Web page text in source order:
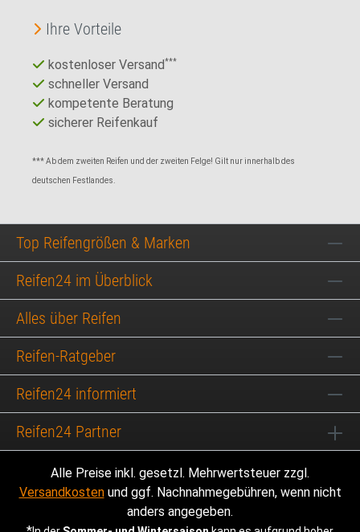
Ihre Vorteile
kostenloser Versand***
schneller Versand
kompetente Beratung
sicherer Reifenkauf
*** Ab dem zweiten Reifen und der zweiten Felge! Gilt nur innerhalb des
deutschen Festlandes.
Top Reifengrößen & Marken
Reifen24 im Überblick
Alles über Reifen
Reifen-Ratgeber
Reifen24 informiert
Reifen24 Partner
Alle Preise inkl. gesetzl. Mehrwertsteuer zzgl.
Versandkostenund ggf. Nachnahmegebühren, wenn nicht
anders angegeben.